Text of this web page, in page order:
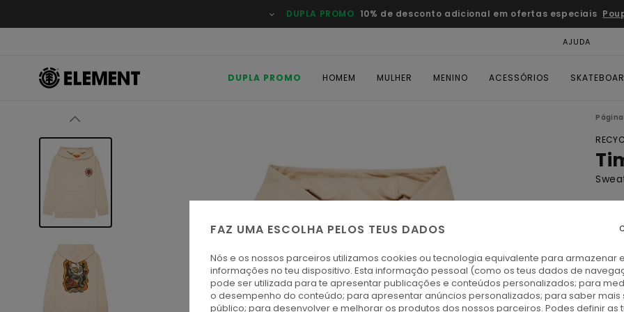
a
DUPLA PROMO 10% de desconto adicional em ofertas especiais
AJUDA
DUPLA PROMO HOMEM MULHER MENINO ACESSÓRIOS
€
FAZ UMA ESCOLHA PELOS TEUS DADOS
Nós e os nossos parceiros utilizamos cookies ou tecnologia equivalente para armazenar
informações no teu dispositivo. Esta informação pessoal (como os teus dados de
pode ser utilizada para te apresentar publicações e conteúdos personalizados; para
o desempenho do conteúdo; para apresentar anúncios personalizados; para saber mais
público; para desenvolver e melhorar os produtos dos nossos parceiros. Podes definir as